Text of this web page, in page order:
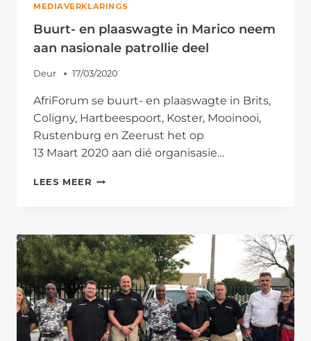
MEDIAVERKLARINGS
Buurt- en plaaswagte in Marico neem
aan nasionale patrollie deel
Deur 17/03/2020
AfriForum se buurt- en plaaswagte in Brits,
Coligny, Hartbeespoort, Koster, Mooinooi,
Rustenburg en Zeerust het op
13 Maart 2020 aan dié organisasie…
LEES MEER BUURT-
MARICO
NEEM
AAN
NASIONALE
PATROLLIE
DEEL